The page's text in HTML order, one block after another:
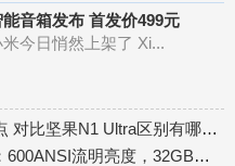
音箱发布 首发价499元
今日悄然上架了 Xi...
坚果N1S Ultra投影仪参数配置盘点 对比坚果N1 Ultra区别有哪些？
雷神小雷P1投影仪参数配置一览：600ANSI流明亮度，32GB内存